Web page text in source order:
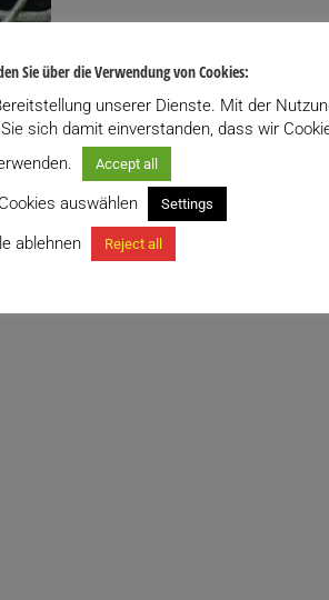
Sie über die Verwendung von Cookies:
unserer Dienste. Mit der
sich damit einverstanden, dass wir
Accept all
auswählen Settings
ablehnen Reject all